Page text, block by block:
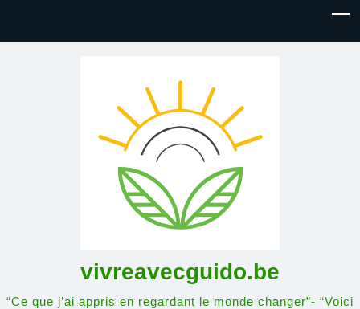
vivreavecguido.be
“Ce que j’ai appris en regardant le monde changer”- “Voici